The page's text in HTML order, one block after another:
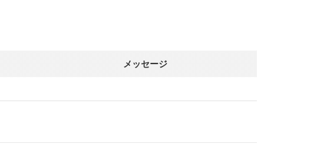
メッセージ